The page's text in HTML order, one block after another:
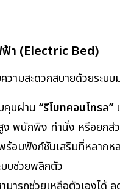
ฟ้า (Electric Bed)
วามสะดวกสบายด้วยระบบ
มผ่าน “รีโมทคอนโทรล”
ง พนักพิง ท่านั่ง หรือยกส่
อมฟังก์ชันเสริมที่หลากหล
บช่วยพลิกตัว
ารถช่วยเหลือตัวเองได้